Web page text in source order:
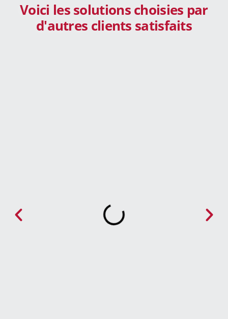
Voici les solutions choisies par
d'autres clients satisfaits